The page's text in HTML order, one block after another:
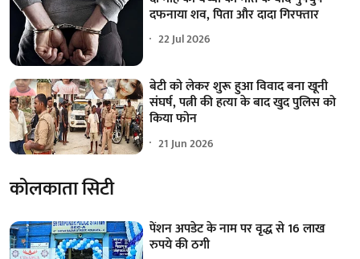
दफनाया शव, पिता और दादा गिरफ्तार
22 Jul 2026
बेटी को लेकर शुरू हुआ विवाद बना खूनी
संघर्ष, पत्नी की हत्या के बाद खुद पुलिस को
किया फोन
21 Jun 2026
कोलकाता सिटी
पेंशन अपडेट के नाम पर वृद्ध से 16 लाख
रुपये की ठगी